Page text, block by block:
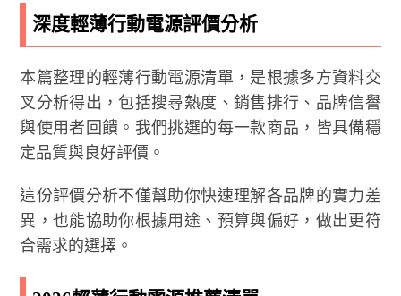
深度輕薄行動電源評價分析
本篇整理的輕薄行動電源清單，是根據多方資料交
叉分析得出，包括搜尋熱度、銷售排行、品牌信譽
與使用者回饋。我們挑選的每一款商品，皆具備穩
定品質與良好評價。
這份評價分析不僅幫助你快速理解各品牌的實力差
異，也能協助你根據用途、預算與偏好，做出更符
合需求的選擇。